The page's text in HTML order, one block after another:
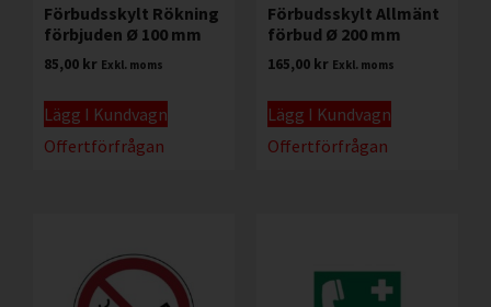
Förbudsskylt Rökning
förbjuden Ø 100 mm
85,00 kr Exkl. moms
Lägg I Kundvagn
Offertförfrågan
Förbudsskylt Allmänt
förbud Ø 200 mm
165,00 kr Exkl. moms
Lägg I Kundvagn
Offertförfrågan